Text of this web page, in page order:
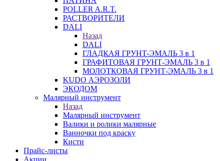
POLLER A.R.T.
РАСТВОРИТЕЛИ
DALI
Назад
DALI
ГЛАДКАЯ ГРУНТ-ЭМАЛЬ 3 в 1
ГРАФИТОВАЯ ГРУНТ-ЭМАЛЬ 3 в 1
МОЛОТКОВАЯ ГРУНТ-ЭМАЛЬ 3 в 1
KUDO АЭРОЗОЛИ
ЭКОДОМ
Малярный инструмент
Назад
Малярный инструмент
Валики и ролики малярные
Ванночки под краску
Кисти
Прайс-листы
Акции